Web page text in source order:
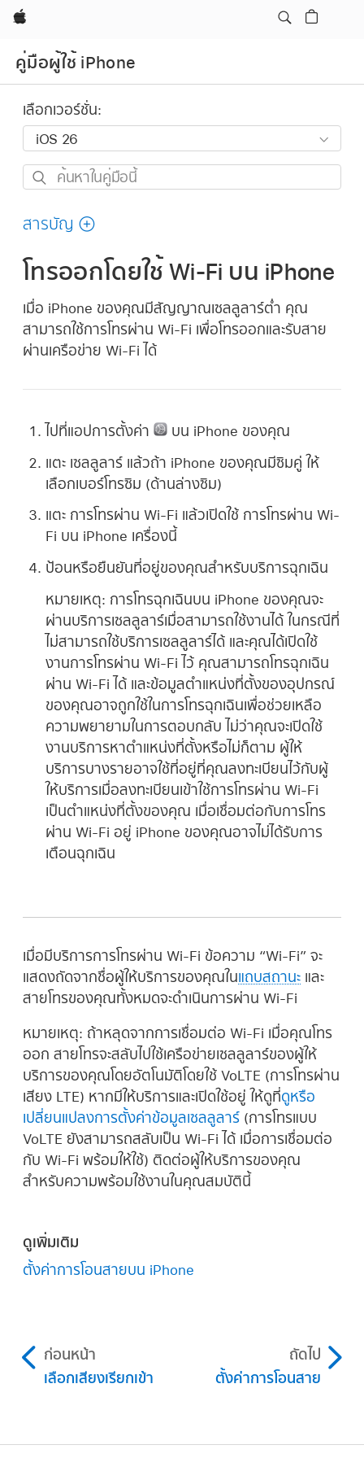
Apple
คู่มือผู้ใช้ iPhone
เลือกเวอร์ชั่น:
ค้นหา
คู่มือ
สารบัญ
โทรออกโดยใช้ Wi-Fi บน iPhone
เมื่อ iPhone ของคุณมีสัญญาณเซลลูลาร์ต่ำ คุณ
สามารถใช้การโทรผ่าน Wi-Fi เพื่อโทรออกและรับสาย
ผ่านเครือข่าย Wi-Fi ได้
ไปที่แอปการตั้งค่า บน iPhone ของคุณ
แตะ เซลลูลาร์ แล้วถ้า iPhone ของคุณมีซิมคู่ ให้
เลือกเบอร์โทรซิม (ด้านล่างซิม)
แตะ การโทรผ่าน Wi-Fi แล้วเปิดใช้ การโทรผ่าน Wi-
Fi บน iPhone เครื่องนี้
ป้อนหรือยืนยันที่อยู่ของคุณสำหรับบริการฉุกเฉิน
หมายเหตุ: การโทรฉุกเฉินบน iPhone ของคุณจะ
ผ่านบริการเซลลูลาร์เมื่อสามารถใช้งานได้ ในกรณีที่
ไม่สามารถใช้บริการเซลลูลาร์ได้ และคุณได้เปิดใช้
งานการโทรผ่าน Wi-Fi ไว้ คุณสามารถโทรฉุกเฉิน
ผ่าน Wi-Fi ได้ และข้อมูลตำแหน่งที่ตั้งของอุปกรณ์
ของคุณอาจถูกใช้ในการโทรฉุกเฉินเพื่อช่วยเหลือ
ความพยายามในการตอบกลับ ไม่ว่าคุณจะเปิดใช้
งานบริการหาตำแหน่งที่ตั้งหรือไม่ก็ตาม ผู้ให้
บริการบางรายอาจใช้ที่อยู่ที่คุณลงทะเบียนไว้กับผู้
ให้บริการเมื่อลงทะเบียนเข้าใช้การโทรผ่าน Wi-Fi
เป็นตำแหน่งที่ตั้งของคุณ เมื่อเชื่อมต่อกับการโทร
ผ่าน Wi-Fi อยู่ iPhone ของคุณอาจไม่ได้รับการ
เตือนฉุกเฉิน
เมื่อมีบริการการโทรผ่าน Wi-Fi ข้อความ “Wi-Fi” จะ
แสดงถัดจากชื่อผู้ให้บริการของคุณในแถบสถานะ และ
สายโทรของคุณทั้งหมดจะดำเนินการผ่าน Wi-Fi
หมายเหตุ: ถ้าหลุดจากการเชื่อมต่อ Wi-Fi เมื่อคุณโทร
ออก สายโทรจะสลับไปใช้เครือข่ายเซลลูลาร์ของผู้ให้
บริการของคุณโดยอัตโนมัติโดยใช้ VoLTE (การโทรผ่าน
เสียง LTE) หากมีให้บริการและเปิดใช้อยู่ ให้ดูที่ดูหรือ
เปลี่ยนแปลงการตั้งค่าข้อมูลเซลลูลาร์ (การโทรแบบ
VoLTE ยังสามารถสลับเป็น Wi-Fi ได้ เมื่อการเชื่อมต่อ
กับ Wi-Fi พร้อมให้ใช้) ติดต่อผู้ให้บริการของคุณ
สำหรับความพร้อมใช้งานในคุณสมบัตินี้
ดูเพิ่มเติม
ตั้งค่าการโอนสายบน iPhone
ก่อนหน้า
เลือกเสียงเรียกเข้า
ถัดไป
ตั้งค่าการโอนสาย